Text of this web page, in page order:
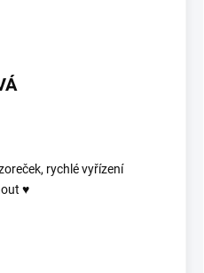
rychlé vyřízení
♥️